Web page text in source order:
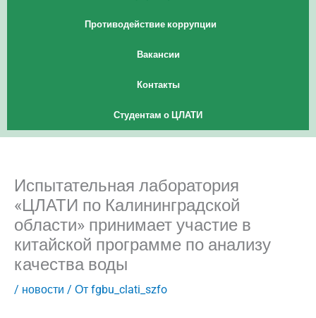
Противодействие коррупции
Вакансии
Контакты
Студентам о ЦЛАТИ
Испытательная лаборатория
«ЦЛАТИ по Калининградской
области» принимает участие в
китайской программе по анализу
качества воды
/ новости / От fgbu_clati_szfo